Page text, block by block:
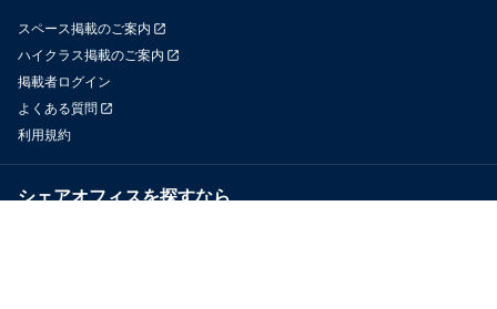
スペース掲載のご案内
ハイクラス掲載のご案内
掲載者ログイン
よくある質問
利用規約
シェアオフィスを探すなら